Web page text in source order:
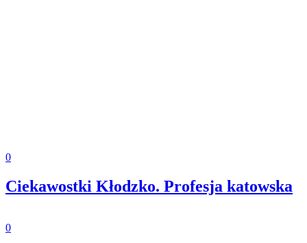
0
Ciekawostki Kłodzko. Profesja katowska
0